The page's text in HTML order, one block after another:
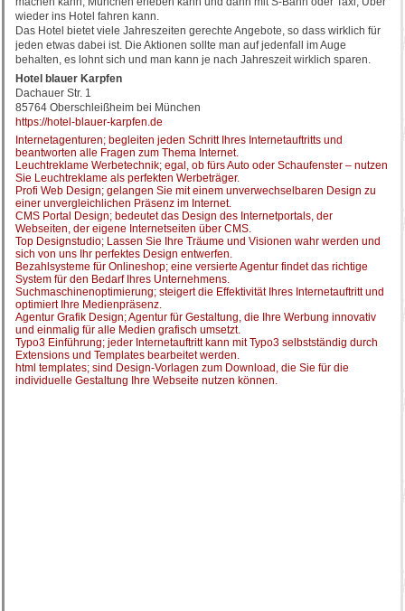
wieder ins Hotel fahren kann.
Das Hotel bietet viele Jahreszeiten gerechte Angebote, so dass wirklich für
jeden etwas dabei ist. Die Aktionen sollte man auf jedenfall im Auge
behalten, es lohnt sich und man kann je nach Jahreszeit wirklich sparen.
Hotel blauer Karpfen
Dachauer Str. 1
85764 Oberschleißheim bei München
https://hotel-blauer-karpfen.de
Internetagenturen; begleiten jeden Schritt Ihres Internetauftritts und
beantworten alle Fragen zum Thema Internet.
Leuchtreklame Werbetechnik; egal, ob fürs Auto oder Schaufenster – nutzen
Sie Leuchtreklame als perfekten Werbeträger.
Profi Web Design; gelangen Sie mit einem unverwechselbaren Design zu
einer unvergleichlichen Präsenz im Internet.
CMS Portal Design; bedeutet das Design des Internetportals, der
Webseiten, der eigene Internetseiten über CMS.
Top Designstudio; Lassen Sie Ihre Träume und Visionen wahr werden und
sich von uns Ihr perfektes Design entwerfen.
Bezahlsysteme für Onlineshop; eine versierte Agentur findet das richtige
System für den Bedarf Ihres Unternehmens.
Suchmaschinenoptimierung; steigert die Effektivität Ihres Internetauftritt und
optimiert Ihre Medienpräsenz.
Agentur Grafik Design; Agentur für Gestaltung, die Ihre Werbung innovativ
und einmalig für alle Medien grafisch umsetzt.
Typo3 Einführung; jeder Internetauftritt kann mit Typo3 selbstständig durch
Extensions und Templates bearbeitet werden.
html templates; sind Design-Vorlagen zum Download, die Sie für die
individuelle Gestaltung Ihre Webseite nutzen können.